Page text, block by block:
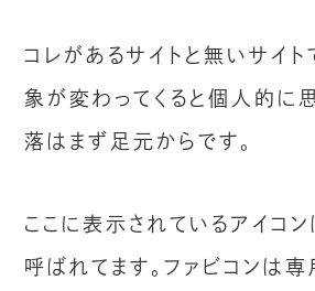
コレがあるサイトと無いサイト
象が変わってくると個人的に
落はまず足元からです。
ここに表示されているアイコン
呼ばれてます。ファビコンは